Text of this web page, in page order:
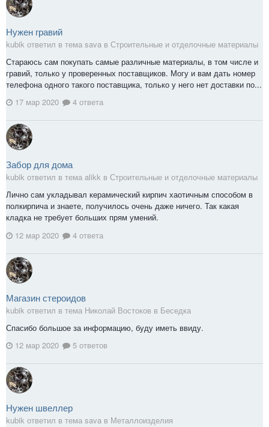
Нужен гравий
kubik ответил в тема sava в Строительные и отделочные материалы
Стараюсь сам покупать самые различные материалы, в том числе и
гравий, только у проверенных поставщиков. Могу и вам дать номер
телефона одного такого поставщика, только у него нет доставки по...
17 мар 2020
4 ответа
Забор для дома
kubik ответил в тема alikk в Строительные и отделочные материалы
Лично сам укладывал керамический кирпич хаотичным способом в
полкирпича и знаете, получилось очень даже ничего. Так какая
кладка не требует больших прям умений.
12 мар 2020
4 ответа
Магазин стероидов
kubik ответил в тема Николай Востоков в Беседка
Спасибо большое за информацию, буду иметь ввиду.
12 мар 2020
5 ответов
Нужен швеллер
kubik ответил в тема sava в Металлоизделия